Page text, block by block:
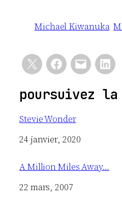
Michael Kiwanuka
poursuivez
Stevie Wonder
Date
24 janvier, 2020
A Million Miles Away…
Date
22 mars, 2007